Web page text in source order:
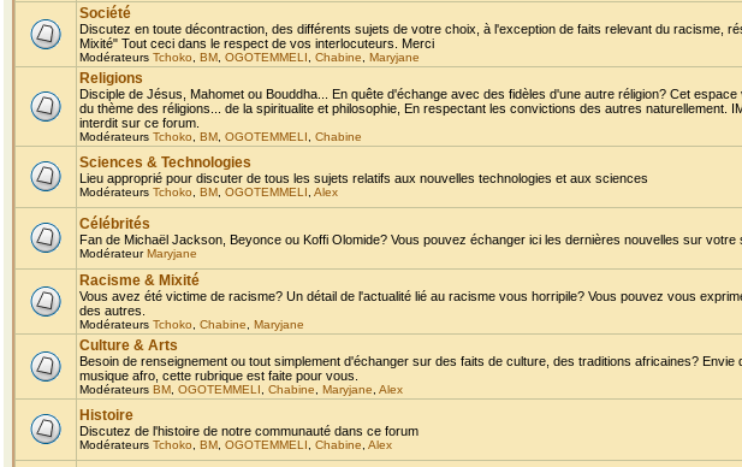
Société
Discutez en toute décontraction, des différents sujets de votre choix, à l'exception de faits relevant du racisme,
Mixité" Tout ceci dans le respect de vos interlocuteurs. Merci
Modérateurs Tchoko BM OGOTEMMELI Chabine Maryjane
Religions
Disciple de Jésus, Mahomet ou Bouddha... En quête d'échange avec des fidèles d'une autre réligion? Cet
du thème des réligions... de la spiritualite et philosophie, En respectant les convictions des autres naturellement.
interdit sur ce forum.
Modérateurs Tchoko BM OGOTEMMELI Chabine
Sciences & Technologies
Lieu approprié pour discuter de tous les sujets relatifs aux nouvelles technologies et aux sciences
Modérateurs Tchoko BM OGOTEMMELI Alex
Célébrités
Fan de Michaël Jackson, Beyonce ou Koffi Olomide? Vous pouvez échanger ici les dernières nouvelles sur votre
ModérateurMaryjane
Racisme & Mixité
Vous avez été victime de racisme? Un détail de l'actualité lié au racisme vous horripile? Vous pouvez vous
des autres.
Modérateurs Tchoko Chabine Maryjane
Culture & Arts
Besoin de renseignement ou tout simplement d'échanger sur des faits de culture, des traditions africaines? Envie
musique afro, cette rubrique est faite pour vous.
Modérateurs BM OGOTEMMELI Chabine Maryjane Alex
Histoire
Discutez de l'histoire de notre communauté dans ce forum
Modérateurs Tchoko BM OGOTEMMELI Chabine Alex